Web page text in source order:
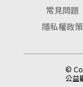
常見問題
隱私權政策
©
公益